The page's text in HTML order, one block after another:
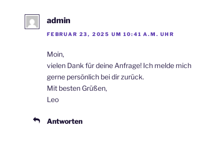
admin
FEBRUAR 23, 2025 UM 10:41 A.M. UHR
Moin,
vielen Dank für deine Anfrage! Ich melde mich
gerne persönlich bei dir zurück.
Mit besten Grüßen,
Leo
Antworten